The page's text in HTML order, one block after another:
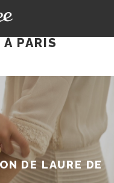
À PARIS
DE LAURE DE